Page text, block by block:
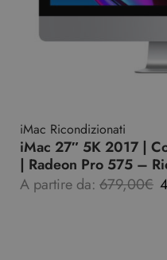
iMac Ricondizionati
iMac 27″ 5K 2017 |
| Radeon Pro 575 –
A partire da: 679,00€